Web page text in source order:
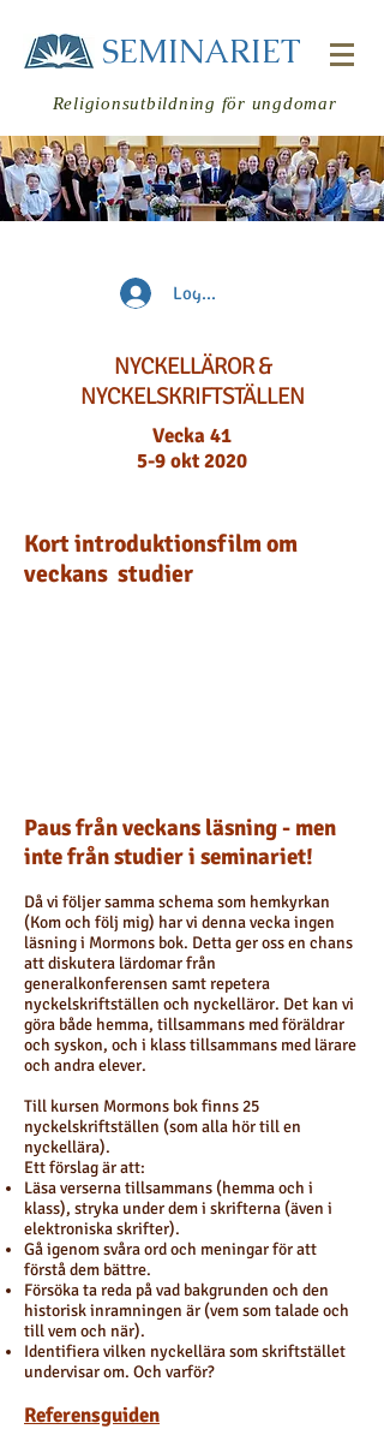
SEMINARIET
Religionsutbildning för ungdomar
Logga in
Veckans
läsning
NYCKELLÄROR &
NYCKELSKRIFTSTÄLLEN
Vecka 41
5-9 okt 2020
Kortintroduktionsfilm om
veckans studier
Paus från veckans läsning - men
inte från studier i seminariet!
Då vi följer samma schema som hemkyrkan
(Kom och följ mig) har vi denna vecka ingen
läsning i Mormons bok. Detta ger oss en chans
att diskutera lärdomar från
generalkonferensen samt repetera
nyckelskriftställen och nyckelläror. Det kan vi
göra både hemma, tillsammans med föräldrar
och syskon, och i klass tillsammans med lärare
och andra elever.
Till kursen Mormons bok finns 25
nyckelskriftställen (som alla hör till en
nyckellära).
Ett förslag är att:
Läsa verserna tillsammans (hemma och i
klass), stryka under dem i skrifterna (även i
elektroniska skrifter).
Gå igenom svåra ord och meningar för att
förstå dem bättre.
Försöka ta reda på vad bakgrunden och den
historisk inramningen är (vem som talade och
till vem och när).
Identifiera vilken nyckellära som skriftstället
undervisar om. Och varför?
Referensguiden